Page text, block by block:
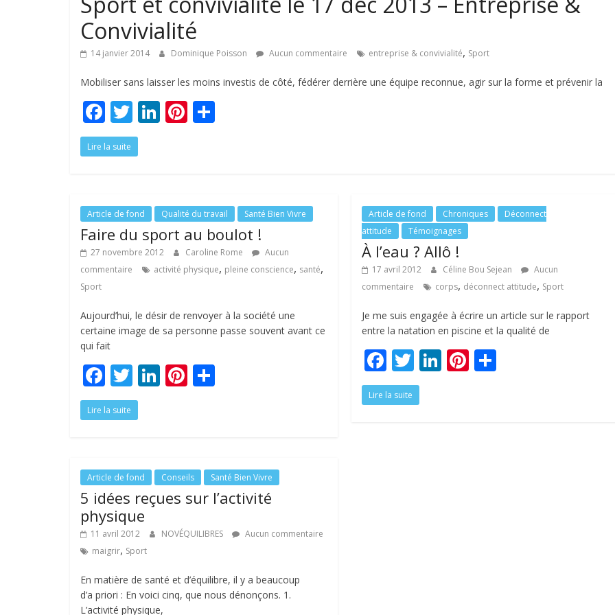
Convivialité
14 janvier 2014 Dominique Poisson Aucun commentaire entreprise & convivialité, Sport
Mobiliser sans laisser les moins investis de côté, fédérer derrière une équipe reconnue, agir sur la forme et prévenir la
F
ac
e
o
o
k
T
w
itt
Li
dI
n
Pi
st er
Lire la suite
Article de fond Qualité du travail Santé Bien Vivre
Faire du sport au boulot !
27 novembre 2012 Caroline Rome
Aucun
commentaire
activité physique, pleine conscience, santé,
Sport
Aujourd’hui, le désir de renvoyer à la société une
certaine image de sa personne passe souvent avant ce
qui fait
F
ac
e
o
o
k
T
w
itt
Li
dI
n
Pi
st er
Lire la suite
Article de fond Chroniques
Déconnect
attitude
Témoignages
À l’eau ? Allô !
17 avril 2012 Céline Bou Sejean
Aucun
commentaire
corps, déconnect attitude, Sport
Je me suis engagée à écrire un article sur le rapport
entre la natation en piscine et la qualité de
F
ac
e
T
w
itt
Li Pi
Lire la suite
Article de fond Conseils Santé Bien Vivre
5 idées reçues sur l’activité
physique
11 avril 2012 NOVÉQUILIBRES
Aucun commentaire
maigrir, Sport
En matière de santé et d’équilibre, il y a beaucoup
d’a priori : En voici cinq, que nous dénonçons. 1.
L’activité physique,